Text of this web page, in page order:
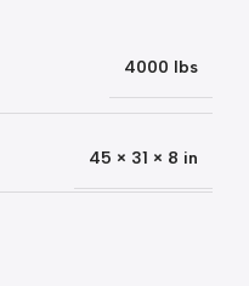
4000 lbs
45 × 31 × 8 in